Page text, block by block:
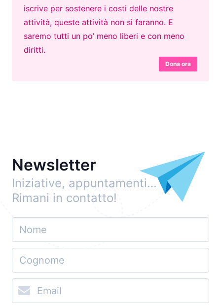
iscrive per sostenere i costi delle nostre
attività, queste attività non si faranno. E
saremo tutti un po’ meno liberi e con meno
diritti.
Dona ora
Newsletter
Iniziative, appuntamenti…
Rimani in contatto!